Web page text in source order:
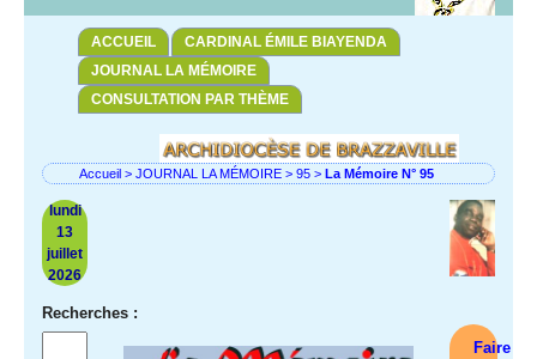
ACCUEIL
CARDINAL ÉMILE BIAYENDA
JOURNAL LA MÉMOIRE
CONSULTATION PAR THÈME
Accueil > JOURNAL LA MÉMOIRE > 95 > La Mémoire N° 95
lundi
13
juillet
2026
Recherches :
Faire